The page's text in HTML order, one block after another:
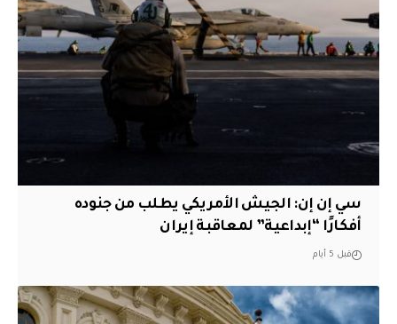
سي إن إن: الجيش الأمريكي يطلب من جنوده
أفكارًا “إبداعية” لمعاقبة إيران
قبل 5 أيام